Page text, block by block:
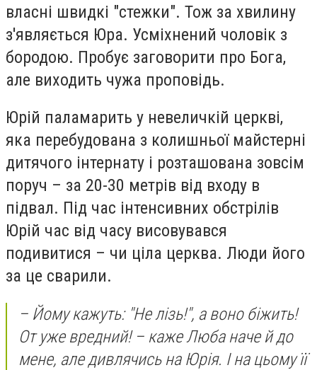
власні швидкі "стежки". Тож за хвилину
з'являється Юра. Усміхнений чоловік з
бородою. Пробує заговорити про Бога,
але виходить чужа проповідь.
Юрій паламарить у невеличкій церкві,
яка перебудована з колишньої майстерні
дитячого інтернату і розташована зовсім
поруч – за 20-30 метрів від входу в
підвал. Під час інтенсивних обстрілів
Юрій час від часу висовувався
подивитися – чи ціла церква. Люди його
за це сварили.
– Йому кажуть: "Не лізь!", а воно біжить!
От уже вредний! – каже Люба наче й до
мене, але дивлячись на Юрія. І на цьому її